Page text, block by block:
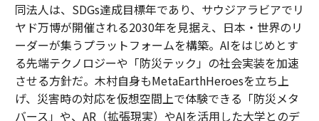
同法人は、SDGs達成目標年であり、サウジアラビアでリ
ヤド万博が開催される2030年を見据え、日本・世界のリ
ーダーが集うプラットフォームを構築。AIをはじめとす
る先端テクノロジーや「防災テック」の社会実装を加速
させる方針だ。木村自身もMetaEarthHeroesを立ち上
げ、災害時の対応を仮想空間上で体験できる「防災メタ
バース」や、AR（拡張現実）やAIを活用した大学とのデ